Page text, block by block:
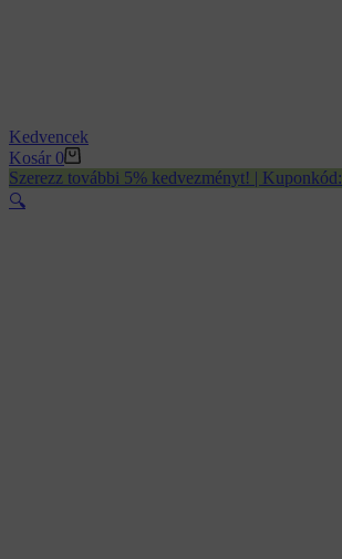
Kedvencek
Kosár 0
Szerezz további 5% kedvezményt! | Kuponkód:
🔍